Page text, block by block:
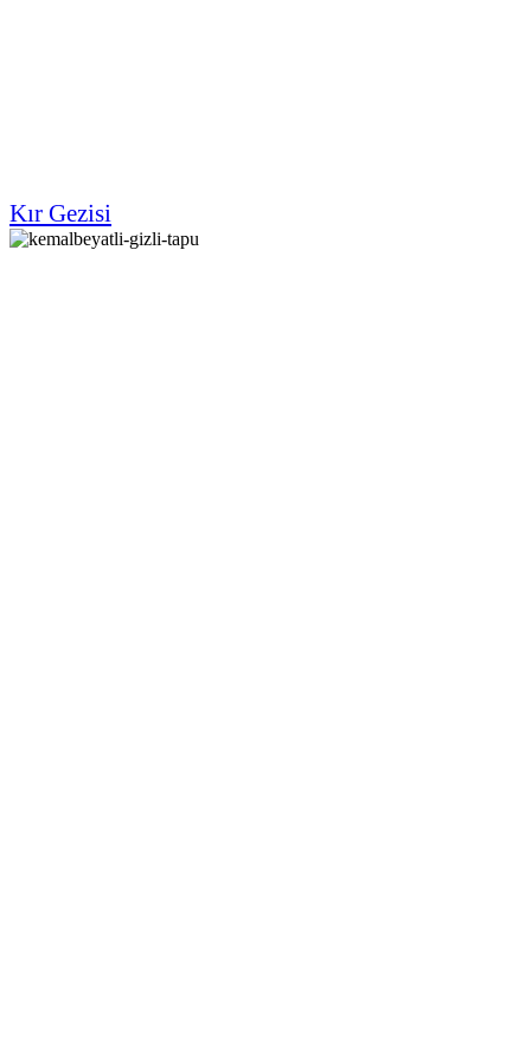
Kır Gezisi